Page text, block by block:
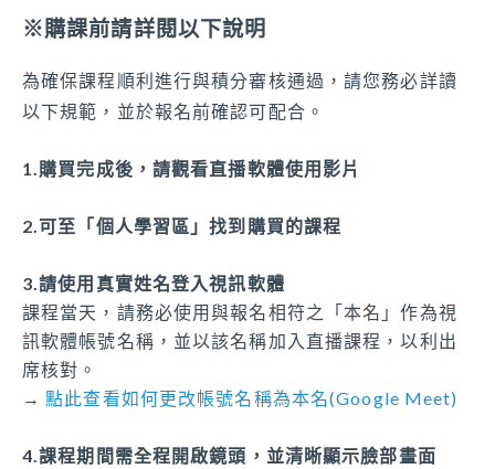
醫事人員、生活服務員、社會工作人員、居家服務督
導員、社區整合型服務中心個案管理人員、教保員、
照顧管理專員、照顧服務員、照顧管理督導、社會工
人員、不限
課程時數
課程積分
9.6
字號審核期間
2026-06-28 至 2026-06-28
李聰成
傅黎葳
臺中市梨山衛生所 社區健康營造專任經理
※購課前請詳閱以下說明
為確保課程順利進行與積分審核通過，請您務必詳讀
以下規範，並於報名前確認可配合。
1.購買完成後，請觀看直播軟體使用影片
2.可至「個人學習區」找到購買的課程
3.請使用真實姓名登入視訊軟體
課程當天，請務必使用與報名相符之「本名」作為視
訊軟體帳號名稱，並以該名稱加入直播課程，以利出
席核對。
→點此查看如何更改帳號名稱為本名(Google Meet)
4.課程期間需全程開啟鏡頭，並清晰顯示臉部畫面